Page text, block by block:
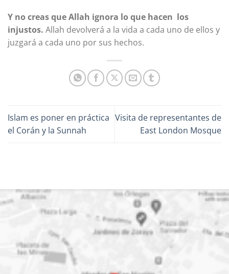
Y no creas que Allah ignora lo que hacen los
injustos. Allah devolverá a la vida a cada uno de ellos y
juzgará a cada uno por sus hechos.
Islam es poner en práctica
el Corán y la Sunnah
Visita de representantes de
East London Mosque